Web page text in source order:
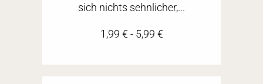
sich nichts sehnlicher,...
1,99 € - 5,99 €